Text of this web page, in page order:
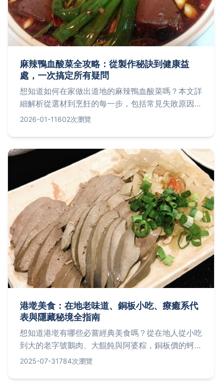
麻辣鴨血酸菜全攻略：從製作秘訣到健康益
處，一次搞定所有疑問
想知道如何在家做出道地的麻辣鴨血酸菜嗎？本文詳
細解析從選材到烹飪的每一步，包括常見失敗原因、
健康益處，以及如何搭配其他食材提升風味，讓你輕
2026-01-11602次瀏覽
港墘美食：在地老味道、銅板小吃、療癒系代
表與隱藏秘境全指南
想知道港墘有哪些必嘗經典美食嗎？從在地人從小吃
到大的老字號鵝肉、大餛飩與阿婆粽，銅板價的蚵仔
煎、黑糖波霸粉圓冰與胡椒餅，暖心暖胃的藥燉排骨
丸湯，懶人包快速查找加上探險小撇步與Q&A，輕
2025-07-31784次瀏覽